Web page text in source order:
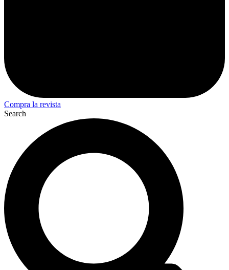
Compra la revista
Search